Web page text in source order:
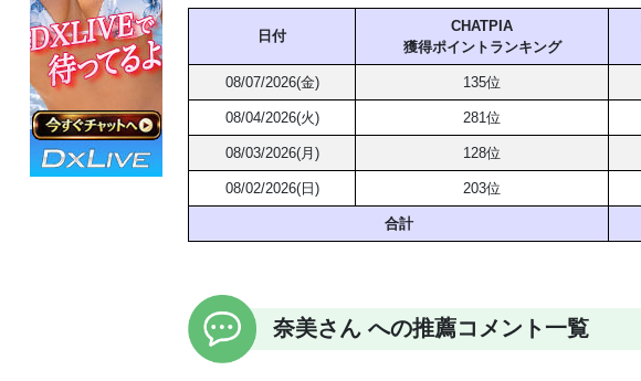
日付
CHATPIA
獲得ポイントランキング
08/07/2026(金) 135位
08/04/2026(火) 281位
08/03/2026(月) 128位
08/02/2026(日) 203位
合計
奈美さん への推薦コメント一覧